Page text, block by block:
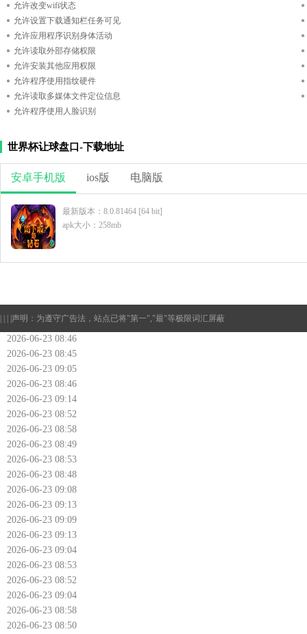
允许改变wifi状态
允许设置下载通知栏任务可见
允许应用程序识别身体活动
允许读取外部存储权限
允许安装其他应用权限
允许程序使用指纹硬件
允许读取多媒体文件定位信息
允许程序使用人脸识别
世界杯让球盘口-下载地址
安卓手机版 ios版 电脑版
最新版本：8.0.81464 [64 bit]
apk大小：258mb
声明：为遵守广告法，站点已将"第一","最"等极限词汇屏蔽
2026-06-23 08:46
2026-06-23 08:45
2026-06-23 09:05
2026-06-23 08:46
2026-06-23 09:14
2026-06-23 08:52
2026-06-23 08:58
2026-06-23 08:49
2026-06-23 08:53
2026-06-23 08:48
2026-06-23 09:08
2026-06-23 09:13
2026-06-23 09:09
2026-06-23 09:13
2026-06-23 09:04
2026-06-23 08:53
2026-06-23 08:52
2026-06-23 09:04
2026-06-23 08:58
2026-06-23 08:50